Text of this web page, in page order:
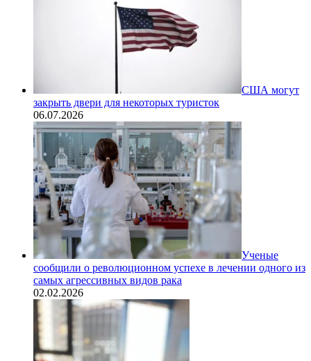
США могут
закрыть двери для некоторых туристок
06.07.2026
Ученые
сообщили о революционном успехе в лечении одного из
самых агрессивных видов рака
02.02.2026